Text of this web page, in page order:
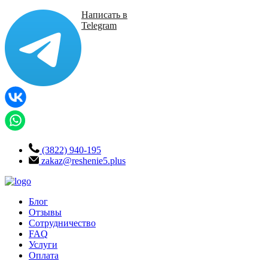
Написать в
Telegram
(3822) 940-195
zakaz@reshenie5.plus
Блог
Отзывы
Сотрудничество
FAQ
Услуги
Оплата